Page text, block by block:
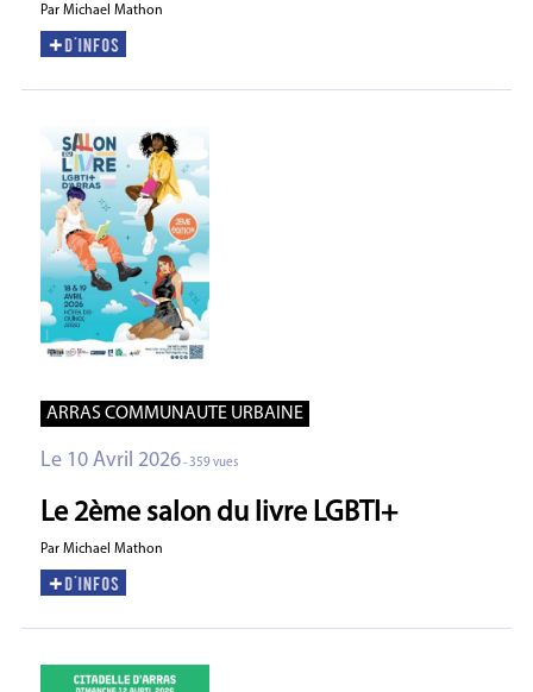
Par Michael Mathon
ARRAS COMMUNAUTE URBAINE
Le 10 Avril 2026- 359 vues
Le 2ème salon du livre LGBTI+
Par Michael Mathon